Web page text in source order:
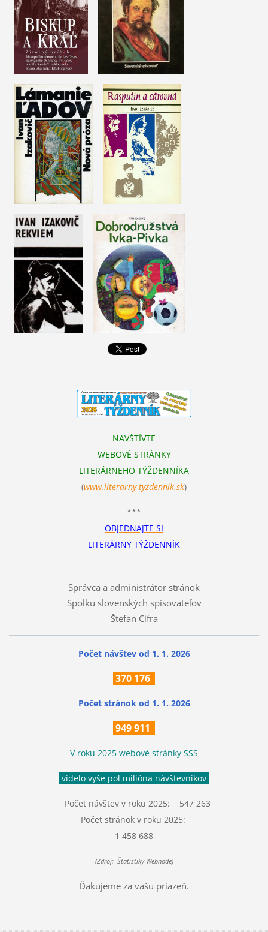
NAVŠTÍVTE
WEBOVÉ STRÁNKY
LITERÁRNEHO TÝŽDENNÍKA
(www.literarny-tyzdennik.sk)
***
OBJEDNAJTE SI
LITERÁRNY TÝŽDENNÍK
Správca a administrátor stránok
Spolku slovenských spisovateľov
Štefan Cifra
Počet návštev od 1. 1. 2026
370 176
Počet stránok od 1. 1. 2026
949 911
V roku 2025 webové stránky SSS
videlo vyše pol milióna návštevníkov
Počet návštev v roku 2025: 547 263
Počet stránok v roku 2025:
1 458 688
(Zdroj: Štatistiky Webnode)
Ďakujeme za vašu priazeň.